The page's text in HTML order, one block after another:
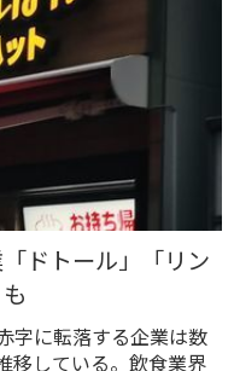
ドトール」「リン
字に転落する企業は数
移している。飲食業界